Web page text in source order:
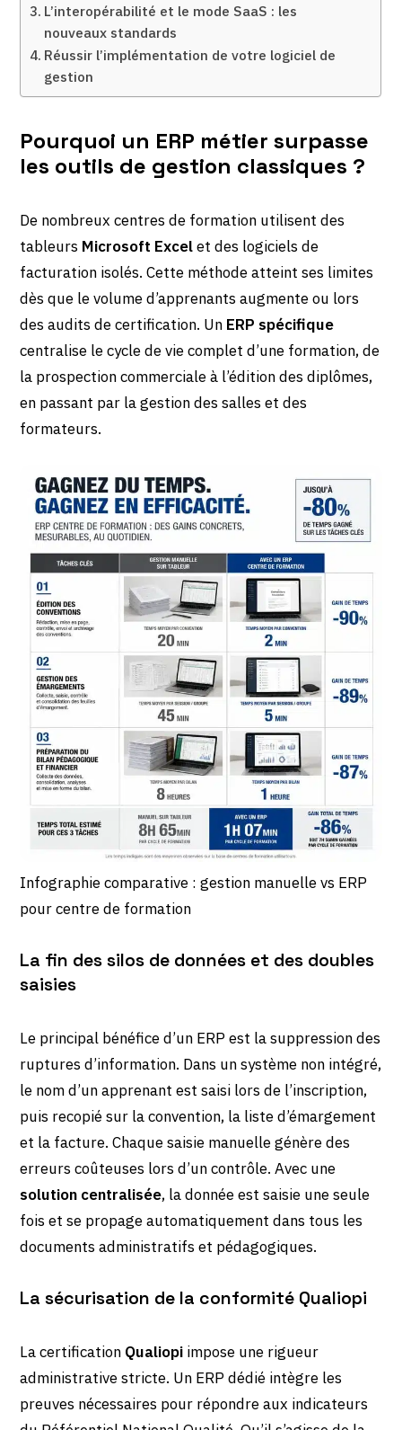
L’interopérabilité et le mode SaaS : les
nouveaux standards
Réussir l’implémentation de votre logiciel de
gestion
Pourquoi un ERP métier surpasse
les outils de gestion classiques ?
De nombreux centres de formation utilisent des
tableurs Microsoft Excelet des logiciels de
facturation isolés. Cette méthode atteint ses limites
dès que le volume d’apprenants augmente ou lors
des audits de certification. Un ERP spécifique
centralise le cycle de vie complet d’une formation, de
la prospection commerciale à l’édition des diplômes,
en passant par la gestion des salles et des
formateurs.
Infographie comparative : gestion manuelle vs ERP
pour centre de formation
La fin des silos de données et des doubles
saisies
Le principal bénéfice d’un ERP est la suppression des
ruptures d’information. Dans un système non intégré,
le nom d’un apprenant est saisi lors de l’inscription,
puis recopié sur la convention, la liste d’émargement
et la facture. Chaque saisie manuelle génère des
erreurs coûteuses lors d’un contrôle. Avec une
solution centralisée, la donnée est saisie une seule
fois et se propage automatiquement dans tous les
documents administratifs et pédagogiques.
La sécurisation de la conformité Qualiopi
La certification Qualiopi impose une rigueur
administrative stricte. Un ERP dédié intègre les
preuves nécessaires pour répondre aux indicateurs